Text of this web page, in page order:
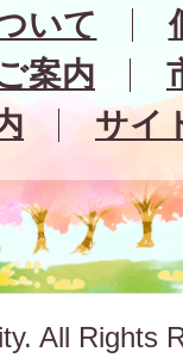
いて
案内
サイ
All Rights